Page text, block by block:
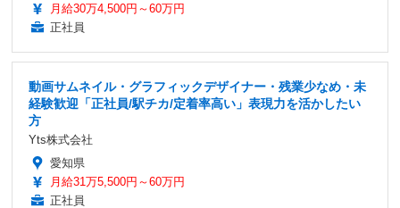
月給30万4,500円～60万円
正社員
動画サムネイル・グラフィックデザイナー・残業少なめ・未
経験歓迎「正社員/駅チカ/定着率高い」表現力を活かしたい
方
Yts株式会社
愛知県
月給31万5,500円～60万円
正社員